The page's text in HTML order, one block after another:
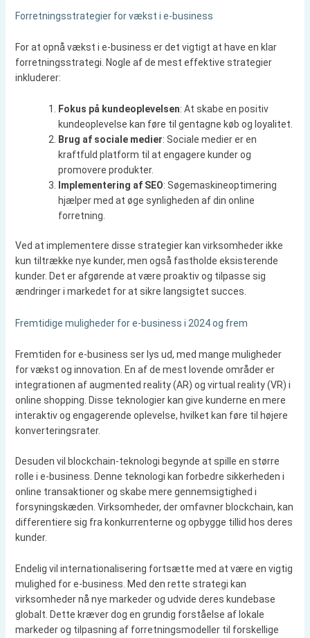
Forretningsstrategier for vækst i e-business
For at opnå vækst i e-business er det vigtigt at have en klar
forretningsstrategi. Nogle af de mest effektive strategier
inkluderer:
Fokus på kundeoplevelsen: At skabe en positiv
kundeoplevelse kan føre til gentagne køb og loyalitet.
Brug af sociale medier: Sociale medier er en
kraftfuld platform til at engagere kunder og
promovere produkter.
Implementering af SEO: Søgemaskineoptimering
hjælper med at øge synligheden af din online
forretning.
Ved at implementere disse strategier kan virksomheder ikke
kun tiltrække nye kunder, men også fastholde eksisterende
kunder. Det er afgørende at være proaktiv og tilpasse sig
ændringer i markedet for at sikre langsigtet succes.
Fremtidige muligheder for e-business i 2024 og frem
Fremtiden for e-business ser lys ud, med mange muligheder
for vækst og innovation. En af de mest lovende områder er
integrationen af augmented reality (AR) og virtual reality (VR) i
online shopping. Disse teknologier kan give kunderne en mere
interaktiv og engagerende oplevelse, hvilket kan føre til højere
konverteringsrater.
Desuden vil blockchain-teknologi begynde at spille en større
rolle i e-business. Denne teknologi kan forbedre sikkerheden i
online transaktioner og skabe mere gennemsigtighed i
forsyningskæden. Virksomheder, der omfavner blockchain, kan
differentiere sig fra konkurrenterne og opbygge tillid hos deres
kunder.
Endelig vil internationalisering fortsætte med at være en vigtig
mulighed for e-business. Med den rette strategi kan
virksomheder nå nye markeder og udvide deres kundebase
globalt. Dette kræver dog en grundig forståelse af lokale
markeder og tilpasning af forretningsmodeller til forskellige